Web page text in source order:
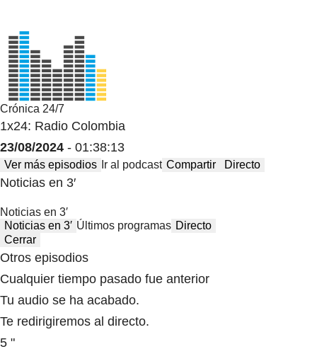
Crónica 24/7
1x24: Radio Colombia
23/08/2024 - 01:38:13
Ver más episodios Ir al podcast Compartir Directo
Noticias en 3′
Noticias en 3′
Noticias en 3′ Últimos programas Directo
Cerrar
Otros episodios
Cualquier tiempo pasado fue anterior
Tu audio se ha acabado.
Te redirigiremos al directo.
5 "